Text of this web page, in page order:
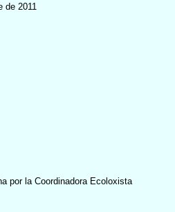
2011
por la Coordinadora Ecoloxista